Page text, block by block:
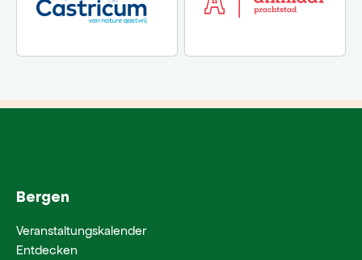
Bergen
Veranstaltungskalender
Entdecken